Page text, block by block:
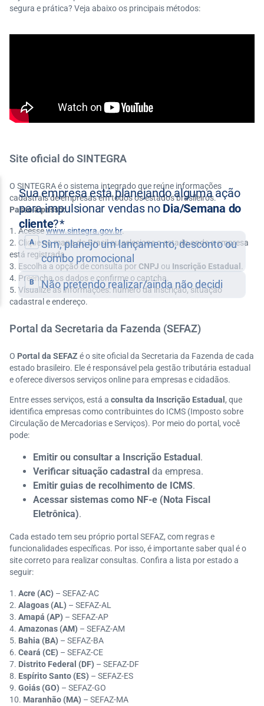
segura e prática? Veja abaixo os principais métodos:
Site oficial do SINTEGRA
O SINTEGRA é o sistema integrado que reúne informações
cadastrais de empresas em todos os estados brasileiros.
Passo a passo:
Acessewww.sintegra.gov.br.
Clique no mapa do Brasil ou selecione o estado onde a empresa
está registrada.
Escolha a opção de consulta porCNPJ ou Inscrição Estadual .
Preencha os dados e confirme o captcha.
Visualize as informações: número da inscrição, situação
cadastral e endereço.
Portal da Secretaria da Fazenda (SEFAZ)
O Portal da SEFAZ é o site oficial da Secretaria da Fazenda de cada
estado brasileiro. Ele é responsável pela gestão tributária estadual
e oferece diversos serviços online para empresas e cidadãos.
Entre esses serviços, está a consulta da Inscrição Estadual , que
identifica empresas como contribuintes do ICMS (Imposto sobre
Circulação de Mercadorias e Serviços). Por meio do portal, você
pode:
Emitir ou consultar a Inscrição Estadual .
Verificar situação cadastral da empresa.
Emitir guias de recolhimento de ICMS.
Acessar sistemas como NF-e (Nota Fiscal
Eletrônica).
Cada estado tem seu próprio portal SEFAZ, com regras e
funcionalidades específicas. Por isso, é importante saber qual é o
site correto para realizar consultas. Confira a lista por estado a
seguir:
Acre (AC) – SEFAZ-AC
Alagoas (AL) – SEFAZ-AL
Amapá (AP) – SEFAZ-AP
Amazonas (AM) – SEFAZ-AM
Bahia (BA) – SEFAZ-BA
Ceará (CE) – SEFAZ-CE
Distrito Federal (DF) – SEFAZ-DF
Espírito Santo (ES) – SEFAZ-ES
Goiás (GO) – SEFAZ-GO
Maranhão (MA) – SEFAZ-MA